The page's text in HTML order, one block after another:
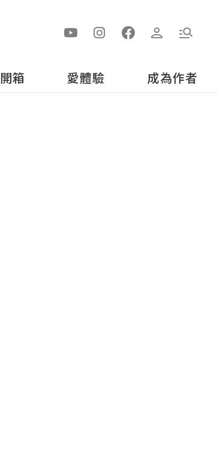
箱 愛體驗 成為作者